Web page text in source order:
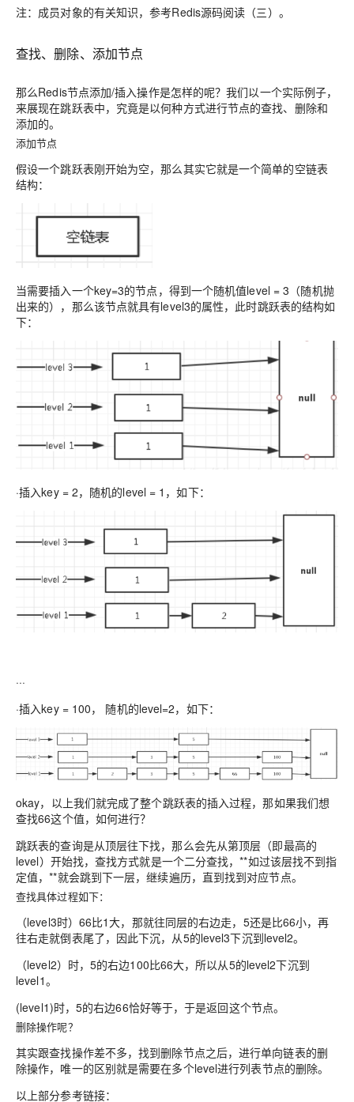
注：成员对象的有关知识，参考Redis源码阅读（三）。
查找、删除、添加节点
那么Redis节点添加/插入操作是怎样的呢？我们以一个实际例子，
来展现在跳跃表中，究竟是以何种方式进行节点的查找、删除和
添加的。
添加节点
假设一个跳跃表刚开始为空，那么其实它就是一个简单的空链表
结构：
当需要插入一个key=3的节点，得到一个随机值level = 3（随机抛
出来的），那么该节点就具有level3的属性，此时跳跃表的结构如
下：
·插入key = 2，随机的level = 1，如下：
···
·插入key = 100， 随机的level=2，如下：
okay，以上我们就完成了整个跳跃表的插入过程，那如果我们想
查找66这个值，如何进行？
跳跃表的查询是从顶层往下找，那么会先从第顶层（即最高的
level）开始找，查找方式就是一个二分查找，**如过该层找不到指
定值，**就会跳到下一层，继续遍历，直到找到对应节点。
查找具体过程如下：
（level3时）66比1大，那就往同层的右边走，5还是比66小，再
往右走就倒表尾了，因此下沉， 从5的level3下沉到level2。
（level2）时，5的右边100比66大，所以从5的level2下沉到
level1。
(level1)时，5的右边66恰好等于，于是返回这个节点。
删除操作呢？
其实跟查找操作差不多，找到删除节点之后，进行单向链表的删
除操作，唯一的区别就是需要在多个level进行列表节点的删除。
以上部分参考链接：